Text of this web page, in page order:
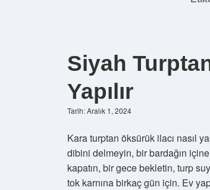
Siyah
Yapılır
Tarih: Aralık 1, 2024
Kara turptan öksürük ilacı nasıl
dibini delmeyin, bir bardağın
kapatın, bir gece bekletin, turp
tok karnına birkaç gün için. Ev